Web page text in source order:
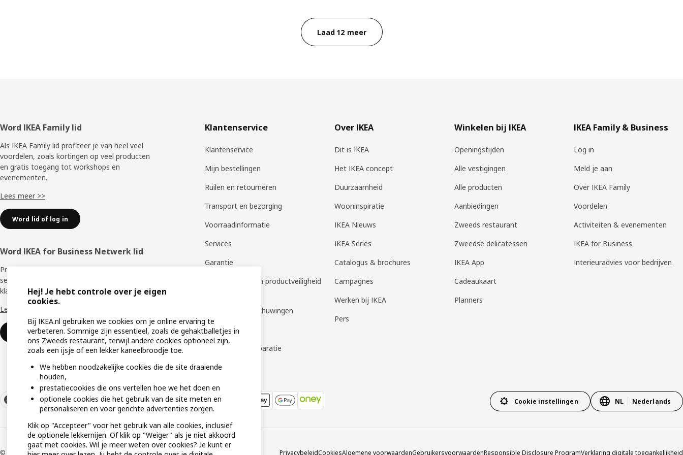
Laad 12 meer
Voettekst
Word IKEA Family lid
Als IKEA Family lid profiteer je van heel veel
voordelen, zoals kortingen op veel producten
en gratis toegang tot workshops en
evenementen.
Lees meer >>
Word lid of log in
Word IKEA for Business Netwerk lid
Profiteer van een aantal unieke voordelen en
services die je ondersteunen als zakelijke
klant.
Lees meer >>
Word lid of log in
Klantenservice
Klantenservice
Mijn bestellingen
Ruilen en retourneren
Transport en bezorging
Voorraadinformatie
Services
Garantie
Probleem melden productveiligheid
veiligheidswaarschuwingen
Montageservice
Onderhoud & reparatie
Over IKEA
Dit is IKEA
Het IKEA concept
Duurzaamheid
Wooninspiratie
IKEA Nieuws
IKEA Series
Catalogus & brochures
Campagnes
Werken bij IKEA
Pers
Winkelen bij IKEA
Openingstijden
Alle vestigingen
Alle producten
Aanbiedingen
Zweeds restaurant
Zweedse delicatessen
IKEA App
Cadeaukaart
Planners
IKEA Family & Business
Log in
Meld je aan
Over IKEA Family
Voordelen
Activiteiten & evenementen
IKEA for Business
Interieuradvies voor bedrijven
Cookie instellingen NL Nederlands
© Inter IKEA Systems B.V 1999-2026 PrivacybeleidCookiesAlgemene voorwaardenGebruikersvoorwaardenResponsible Disclosure ProgramVerklaring digitale toegankelijkheid
Hej! Je hebt controle over je eigen
cookies.
Bij IKEA.nl gebruiken we cookies om je online ervaring te
verbeteren. Sommige zijn essentieel, zoals de gehaktballetjes in
ons Zweeds restaurant, terwijl andere cookies optioneel zijn,
zoals een ijsje of een lekker kaneelbroodje toe.
We hebben noodzakelijke cookies die de site draaiende
houden,
prestatiecookies die ons vertellen hoe we het doen en
optionele cookies die het gebruik van de site meten en
personaliseren en voor gerichte advertenties zorgen.
Klik op "Accepteer" voor het gebruik van alle cookies, inclusief
de optionele lekkernijen. Of klik op "Weiger" als je niet akkoord
gaat met cookies. Wil je meer weten over cookies? Je kunt er